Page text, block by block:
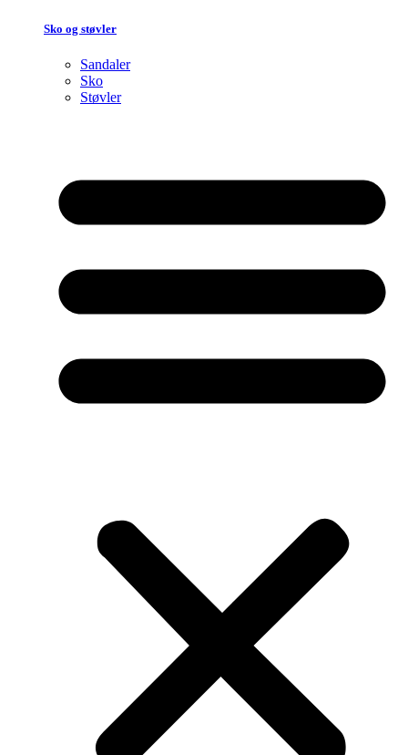
Sko og støvler
Sandaler
Sko
Støvler